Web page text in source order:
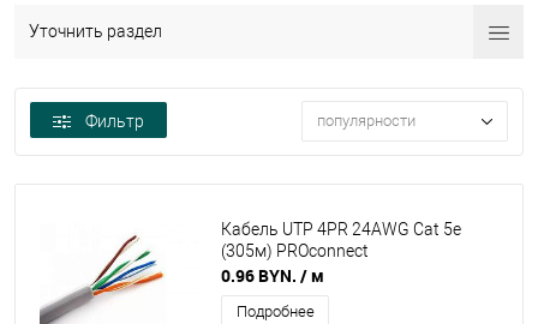
Уточнить раздел
Фильтр популярности
Кабель UTP 4PR 24AWG Cat 5е
(305м) PROconnect
0.96 BYN. / м
Подробнее